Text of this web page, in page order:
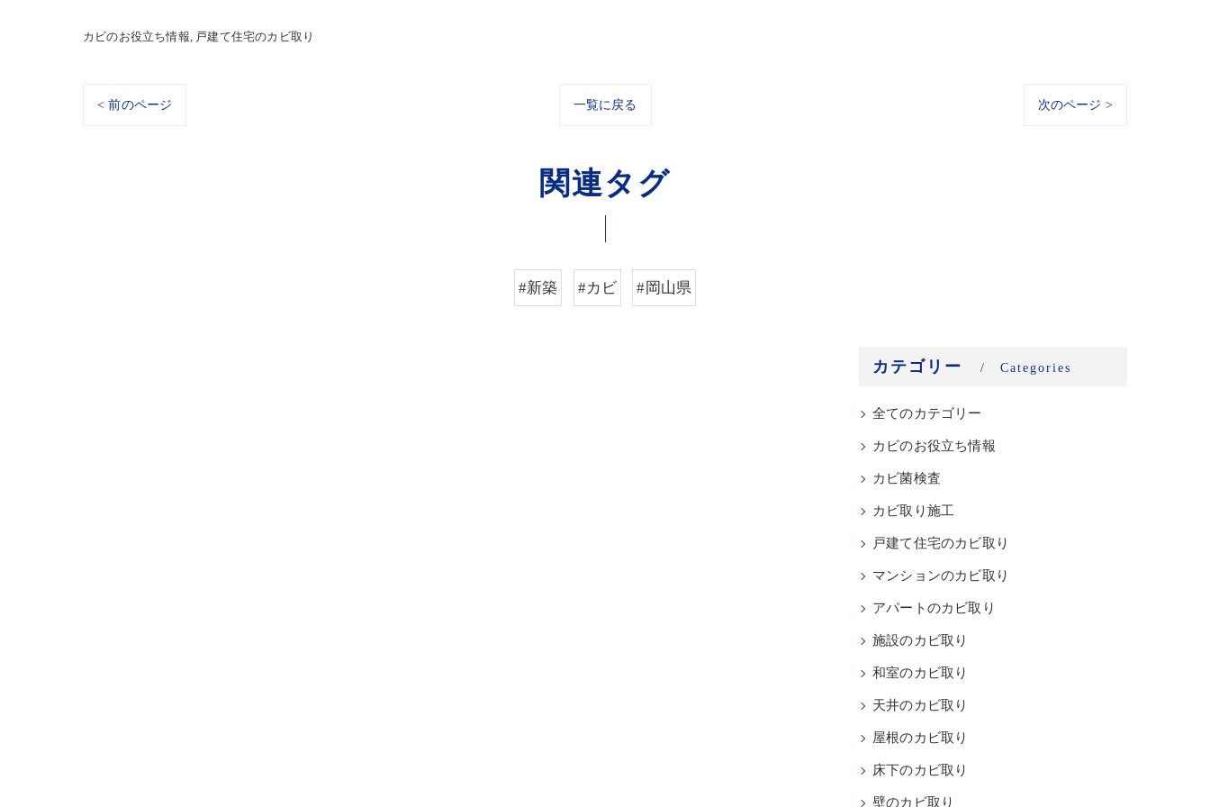
カビのお役立ち情報 戸建て住宅のカビ取り
< 前のページ 一覧に戻る 次のページ >
関連タグ
#新築 #カビ #岡山県
カテゴリー Categories
全てのカテゴリー
カビのお役立ち情報
カビ菌検査
カビ取り施工
戸建て住宅のカビ取り
マンションのカビ取り
アパートのカビ取り
施設のカビ取り
和室のカビ取り
天井のカビ取り
屋根のカビ取り
床下のカビ取り
壁のカビ取り